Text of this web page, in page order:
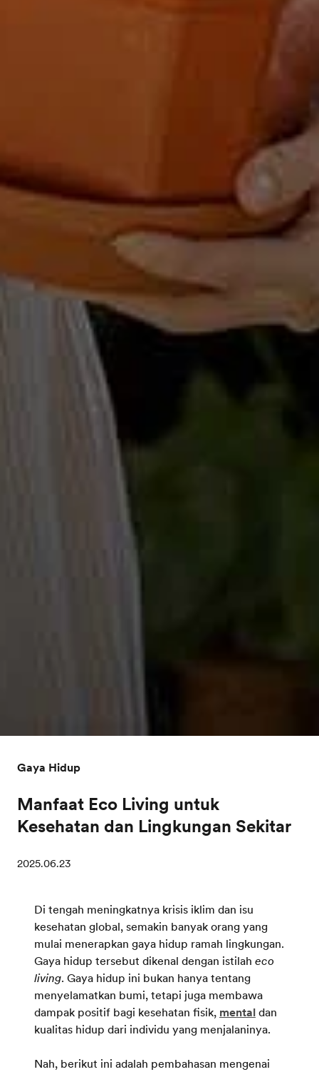
Gaya Hidup
Manfaat Eco Living untuk
Kesehatan dan Lingkungan Sekitar
2025.06.23
Di tengah meningkatnya krisis iklim dan isu
kesehatan global, semakin banyak orang yang
mulai menerapkan gaya hidup ramah lingkungan.
Gaya hidup tersebut dikenal dengan istilah eco
living. Gaya hidup ini bukan hanya tentang
menyelamatkan bumi, tetapi juga membawa
dampak positif bagi kesehatan fisik, mentaldan
kualitas hidup dari individu yang menjalaninya.
Nah, berikut ini adalah pembahasan mengenai